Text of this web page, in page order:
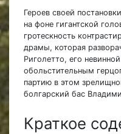
Героев своей
на фоне гигантской
гротескность
драмы, которая
Риголетто, его
обольстительным
партию в этом
болгарский бас
Краткое